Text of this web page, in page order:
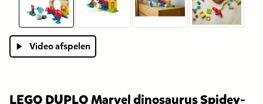
Video afspelen
LEGO DUPLO Marvel dinosaurus Spidey-